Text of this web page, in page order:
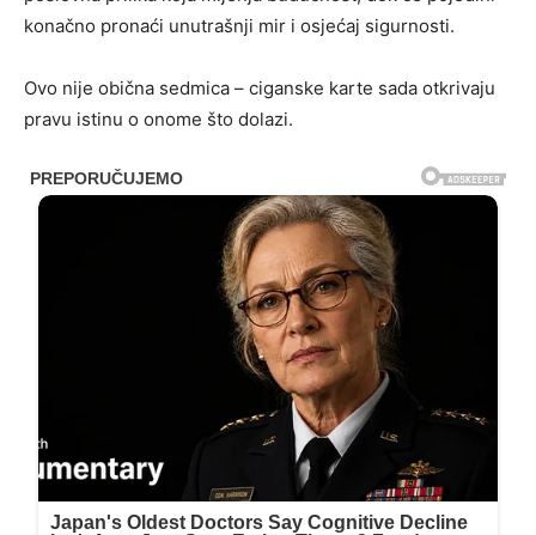
konačno pronaći unutrašnji mir i osjećaj sigurnosti.
Ovo nije obična sedmica – ciganske karte sada otkrivaju
pravu istinu o onome što dolazi.